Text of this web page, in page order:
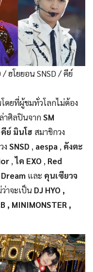
ฮโยยอน SNSD / คีย์
ดยที่ผู้ชมทั่วโลกไม่ต้อง
าศิลปินจากSM
ย์ มินโฮ สมาชิกวง
งSNSD , aespa , คังตะ
,ไค EXO , Red
และ คุนเซียวจ
าจะเป็น DJ HYO ,
, MINIMONSTER ,